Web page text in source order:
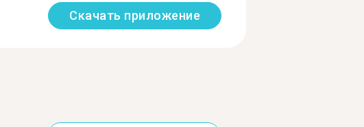
Скачать приложение